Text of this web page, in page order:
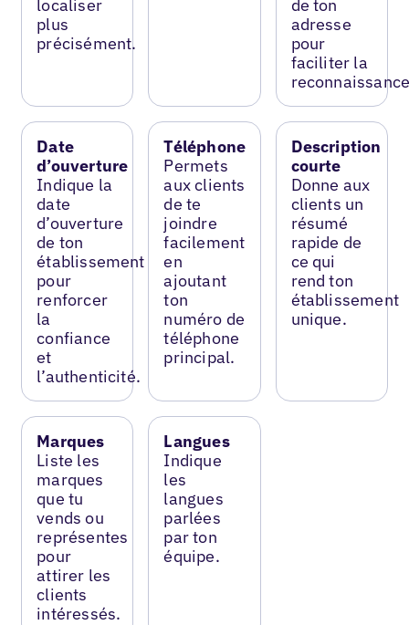
localiser
plus
précisément.
de ton
adresse
pour
faciliter la
Date
d’ouverture
Indique la
date
d’ouverture
de ton
établissement
pour
renforcer
la
confiance
et
l’authenticité.
Téléphone
Permets
aux clients
de te
joindre
facilement
en
ajoutant
ton
numéro de
téléphone
principal.
Description
courte
Donne aux
clients un
résumé
rapide de
ce qui
rend ton
établissement
unique.
Marques
Liste les
marques
que tu
vends ou
représentes
pour
attirer les
clients
intéressés.
Langues
Indique
les
langues
parlées
par ton
équipe.